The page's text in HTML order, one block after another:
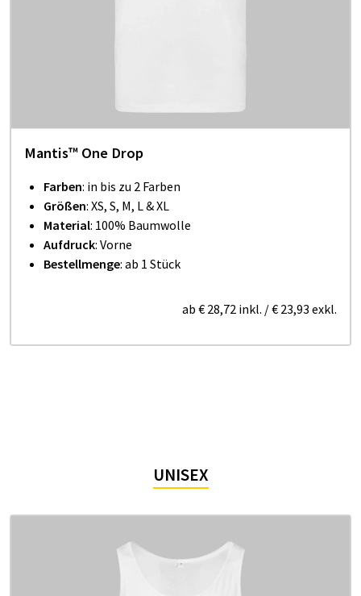
Mantis™ One Drop
Farben: in bis zu 2 Farben
Größen: XS, S, M, L & XL
Material: 100% Baumwolle
Aufdruck: Vorne
Bestellmenge: ab 1 Stück
ab € 28,72 inkl. /€ 23,93 exkl.
UNISEX